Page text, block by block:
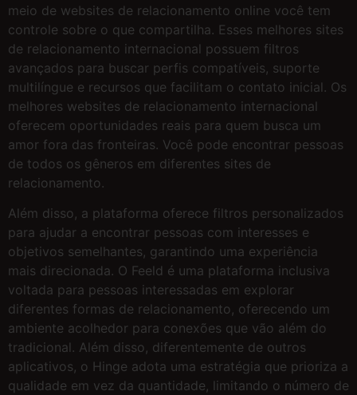
meio de websites de relacionamento online você tem
controle sobre o que compartilha. Esses melhores sites
de relacionamento internacional possuem filtros
avançados para buscar perfis compatíveis, suporte
multilíngue e recursos que facilitam o contato inicial. Os
melhores websites de relacionamento internacional
oferecem oportunidades reais para quem busca um
amor fora das fronteiras. Você pode encontrar pessoas
de todos os gêneros em diferentes sites de
relacionamento.
Além disso, a plataforma oferece filtros personalizados
para ajudar a encontrar pessoas com interesses e
objetivos semelhantes, garantindo uma experiência
mais direcionada. O Feeld é uma plataforma inclusiva
voltada para pessoas interessadas em explorar
diferentes formas de relacionamento, oferecendo um
ambiente acolhedor para conexões que vão além do
tradicional. Além disso, diferentemente de outros
aplicativos, o Hinge adota uma estratégia que prioriza a
qualidade em vez da quantidade, limitando o número de